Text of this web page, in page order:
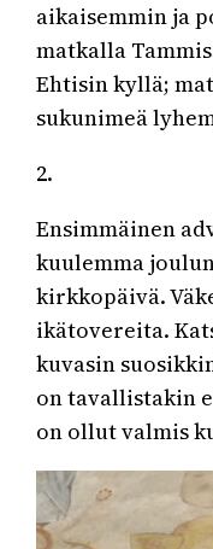
aikaisemmin ja
matkalla
Ehtisin kyllä;
sukunimeä
2.
Ensimmäinen
kuulemma
kirkkopäivä.
ikätovereita.
kuvasin
on tavallistakin
on ollut valmis